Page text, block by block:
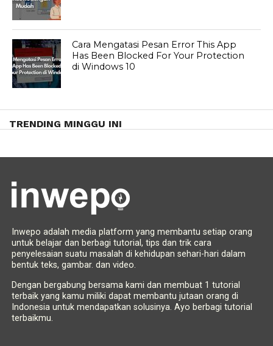
Cara Mengatasi Pesan Error This App
Has Been Blocked For Your Protection
di Windows 10
TRENDING MINGGU INI
Inwepo adalah media platform yang membantu setiap orang
untuk belajar dan berbagi tutorial, tips dan trik cara
penyelesaian suatu masalah di kehidupan sehari-hari dalam
bentuk teks, gambar. dan video.
Dengan bergabung bersama kami dan membuat 1 tutorial
terbaik yang kamu miliki dapat membantu jutaan orang di
Indonesia untuk mendapatkan solusinya. Ayo berbagi tutorial
terbaikmu.